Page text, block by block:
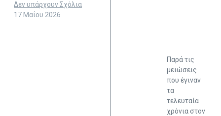
Δεν υπάρχουν Σχόλια
17 Μαΐου 2026
Παρά τις
μειώσεις
που έγιναν
τα
τελευταία
χρόνια στον